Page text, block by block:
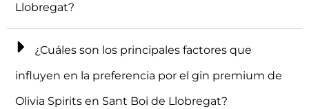
Llobregat?
¿Cuáles son los principales factores que
influyen en la preferencia por el gin premium de
Olivia Spirits en Sant Boi de Llobregat?